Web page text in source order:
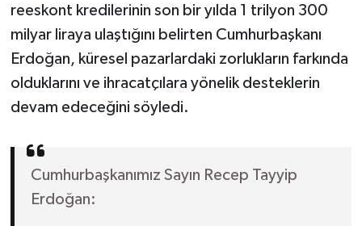
reeskont kredilerinin son bir yılda 1 trilyon 300
milyar liraya ulaştığını belirten Cumhurbaşkanı
Erdoğan, küresel pazarlardaki zorlukların farkında
olduklarını ve ihracatçılara yönelik desteklerin
devam edeceğini söyledi.
Cumhurbaşkanımız Sayın Recep Tayyip
Erdoğan: